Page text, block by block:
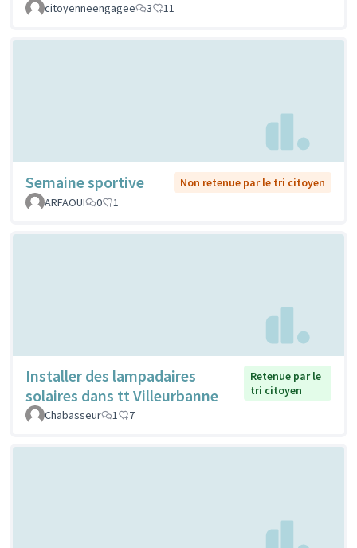
citoyenneengagee 3 11
Semaine sportive
Non retenue par le tri citoyen
ARFAOUI
0 1
Installer des lampadaires
solaires dans tt Villeurbanne
Retenue par le
tri citoyen
Chabasseur
1 7